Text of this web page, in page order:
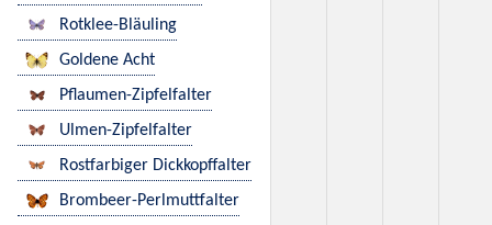
Rotklee-Bläuling
Goldene Acht
Pflaumen-Zipfelfalter
Ulmen-Zipfelfalter
Rostfarbiger Dickkopffalter
Brombeer-Perlmuttfalter